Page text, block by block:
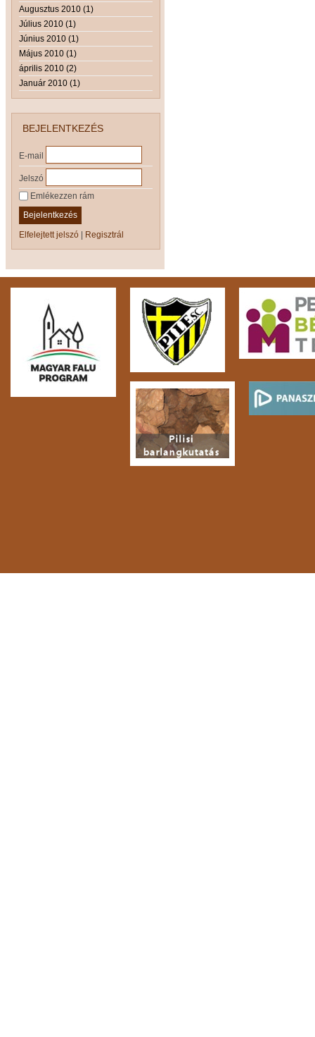
Augusztus 2010 (1)
Július 2010 (1)
Június 2010 (1)
Május 2010 (1)
április 2010 (2)
Január 2010 (1)
BEJELENTKEZÉS
E-mail
Jelszó
Emlékezzen rám
Bejelentkezés
Elfelejtett jelszó | Regisztrál